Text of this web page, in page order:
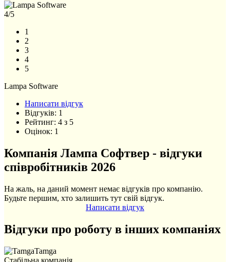
4/5
1
2
3
4
5
Lampa Software
Написати відгук
Відгуків: 1
Рейтинг: 4 з 5
Оцінок: 1
Компанія Лампа Софтвер - відгуки
співробітників 2026
На жаль, на даний момент немає відгуків про компанію.
Будьте першим, хто залишить тут свій відгук.
Написати відгук
Відгуки про роботу в інших компаніях
Tamga
Стабільна компанія